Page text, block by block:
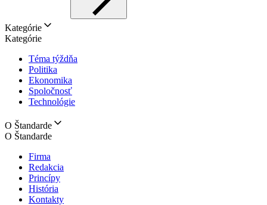
Kategórie
Kategórie
Téma týždňa
Politika
Ekonomika
Spoločnosť
Technológie
O Štandarde
O Štandarde
Firma
Redakcia
Princípy
História
Kontakty